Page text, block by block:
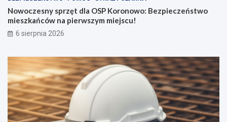
Nowoczesny sprzęt dla OSP Koronowo: Bezpieczeństwo
mieszkańców na pierwszym miejscu!
6 sierpnia 2026